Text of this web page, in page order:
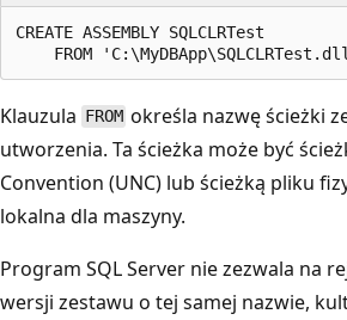
CREATE ASSEMBLY SQLCLRTest
Klauzula FROM określa nazwę ścieżki
utworzenia. Ta ścieżka może być
Convention (UNC) lub ścieżką pliku
lokalna dla maszyny.
Program SQL Server nie zezwala na
wersji zestawu o tej samej nazwie,